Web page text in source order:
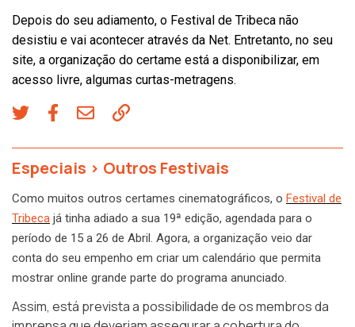
Depois do seu adiamento, o Festival de Tribeca não
desistiu e vai acontecer através da Net. Entretanto, no seu
site, a organização do certame está a disponibilizar, em
acesso livre, algumas curtas-metragens.
Especiais > Outros Festivais
Como muitos outros certames cinematográficos, o Festival de
Tribeca já tinha adiado a sua 19ª edição, agendada para o
período de 15 a 26 de Abril. Agora, a organização veio dar
conta do seu empenho em criar um calendário que permita
mostrar online grande parte do programa anunciado.
Assim, está prevista a possibilidade de os membros da